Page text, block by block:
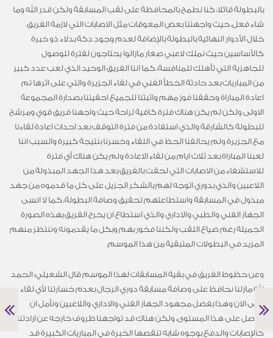
بالبطولة قائلا: كنا نطمح بالمحافظة على لقب المسابقة ولكن قدر الله وما
شاء فعل، حيث واجهتنا بعض المعوقات مثل الاصابات التي لازمة الفريق
خلال الأدوار النهائية بالبطولة بالإضافة لعدم وجود دكة بدلاء ذو خبرة
كالأساسين حيث نملك لاعبي صغار مازالوا يحتاجون لفترة للوصول
للجاهزية التي تأهلك للمنافسة، كما اننا الفريق الوحيد الذي لعب عدد كبير
من المباريات بعد حادثة الخطأ الفني في لقاء الجزيرة والتي على اثرها تم
اعادة المباراة وحققنا فوز مهم واثبتنا للجميع احقيتنا بصدارة المجموعة
الاولى ولكن لم يكن هناك فترة كافية لراحة حيث واجهنا فريق قوي ومرشح
للبطولة كالشارقة والذي استفادة من فترة التوقف بعد احداث اعادة لقاءنا
مع الجزيرة ولم يحالفنا الحظ في اللقاء وخسرنا بنتيجة كبيرة والسبب اننا
لعبنا المباراة بعد ثلاث ايام من لقاء الاعادة ولم يكن هناك أي فترة
للاستشفاء من الاصابات التي لحقت بالفريق بعد هذا الجهد المبذولة من
اللاعبين والذي بدوري اتوجه لهم بالشكر الجزيل على كل ما قدموه من جهد
مبذول في المسابقة واستطاعتهم تحقيق وصافة البطولة، كما لا انسى
الجهاز الفني والطبي والاداري والذي استطاع ان يخرج الفريق بهذه الصورة
الجميلة رغم ضياع اللقب ولكننا فخور بهم وبكل ما يقدمونه وننتظر منهم
المزيد في البطولات المتبقية من هذا الموسم.
وعن حظوظ الفريق في بقية المسابقات لهذا الموسم قال الشعيلي: الحمد
لله مازلنا نحافظ على وصافة مسابقة دوري الرجال بعدم خسارتنا لأي لقاء
حتى الان وهذا بفضل مجهود الجهاز الفني والاداري واللاعبين ونأمل ان
نواصل على هذا المستوى، ولكن هناك قد تواجهنا ظروف خارجه عن ارادتنا
كالإصابات والدفع بوجوه شابه تنقصها الخبرة في المباريات الكبيرة قد